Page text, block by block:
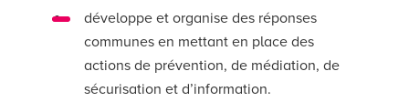
développe et organise des réponses
communes en mettant en place des
actions de prévention, de médiation, de
sécurisation et d’information.